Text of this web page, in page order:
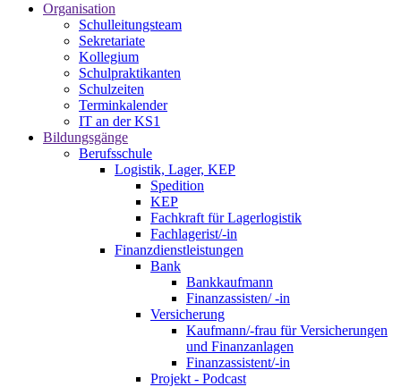
Organisation
Schulleitungsteam
Sekretariate
Kollegium
Schulpraktikanten
Schulzeiten
Terminkalender
IT an der KS1
Bildungsgänge
Berufsschule
Logistik, Lager, KEP
Spedition
KEP
Fachkraft für Lagerlogistik
Fachlagerist/-in
Finanzdienstleistungen
Bank
Bankkaufmann
Finanzassisten/ -in
Versicherung
Kaufmann/-frau für Versicherungen
und Finanzanlagen
Finanzassistent/-in
Projekt - Podcast